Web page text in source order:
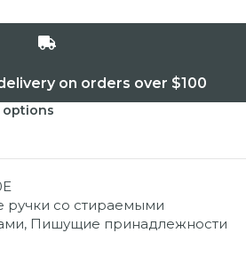
on orders over $100
options
ручки со стираемыми
, Пишущие принадлежности